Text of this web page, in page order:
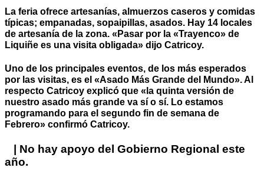
La feria ofrece artesanías, almuerzos caseros y comidas
típicas; empanadas, sopaipillas, asados. Hay 14 locales
de artesanía de la zona. «Pasar por la «Trayenco» de
Liquiñe es una visita obligada» dijo Catricoy.
Uno de los principales eventos, de los más esperados
por las visitas, es el «Asado Más Grande del Mundo». Al
respecto Catricoy explicó que «la quinta versión de
nuestro asado más grande va sí o sí. Lo estamos
programando para el segundo fin de semana de
Febrero» confirmó Catricoy.
| No hay apoyo del Gobierno Regional este
año.